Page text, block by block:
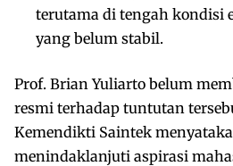
terutama di tengah kondisi
yang belum stabil.
Prof. Brian Yuliarto belum
resmi terhadap tuntutan
Kemendikti Saintek
menindaklanjuti aspirasi